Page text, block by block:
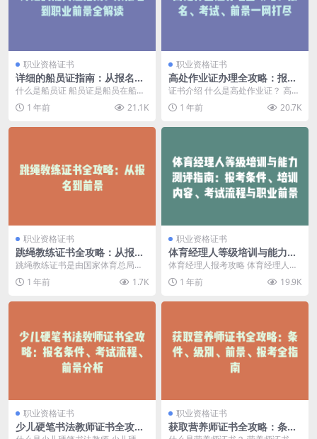
职业资格证书
详细的船员证指南：从报名到
职业前景全解读
什么是船员证 船员证是船员在船上
工作所需的资格证书，是证明其具
备相关技能和知识的...
1 年前 21.1K
职业资格证书
高处作业证办理全攻略：报
名、考试、前景一网打尽
证书介绍 什么是高处作业证？ 高处
作业证，是指从事登高架设作业或
高处安装、维护、...
1 年前 20.7K
职业资格证书
跳绳教练证书全攻略：从报名
到前景
跳绳教练证书是由国家体育总局社
会体育指导中心颁发的一种专业资
格认证，旨在证明持证...
1 年前 1.7K
职业资格证书
体育经理人等级培训与能力测
评指南：报考条件、培训内
容、考试流程与职业前景
体育经理人报考攻略 体育经理人是
体育行业中不可或缺的高层次人
才，他们负责支持体育...
1 年前 19.9K
职业资格证书
少儿硬笔书法教师证书全攻
职业资格证书
获取营养师证书全攻略：条